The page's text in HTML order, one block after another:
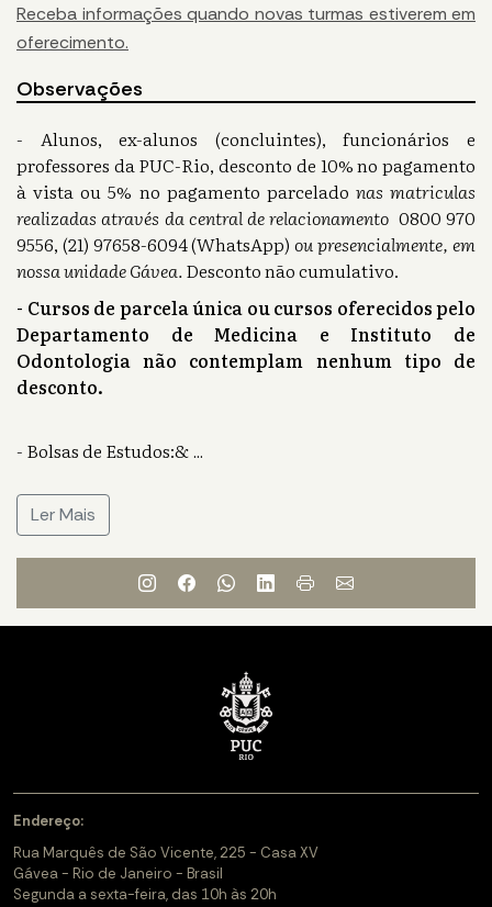
Receba informações quando novas turmas estiverem em
oferecimento.
Observações
- Alunos, ex-alunos (concluintes), funcionários e
professores da PUC-Rio, desconto de 10% no pagamento
à vista ou 5% no pagamento parcelado nas matriculas
realizadas através da central de relacionamento 0800 970
9556, (21) 97658-6094 (WhatsApp)ou presencialmente, em
nossa unidade Gávea.Desconto não cumulativo.
- Cursos de parcela única ou cursos oferecidos pelo
Departamento de Medicina e Instituto de
Odontologia não contemplam nenhum tipo de
desconto.
- Bolsas de Estudos:&...
Ler Mais
Endereço:
Rua Marquês de São Vicente, 225 - Casa XV
Gávea - Rio de Janeiro - Brasil
Segunda a sexta-feira, das 10h às 20h